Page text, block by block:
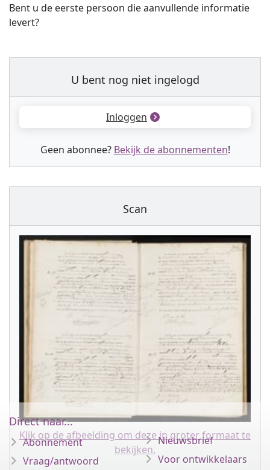
Bent u de eerste persoon die aanvullende informatie
levert?
U bent nog niet ingelogd
Inloggen
Geen abonnee? Bekijk de abonnementen!
Scan
Klik op de afbeelding om deze in groter formaat te
bekijken.
Direct naar...
Abonnement
Vraag/antwoord
Nieuwsbrief
Voor ontwikkelaars